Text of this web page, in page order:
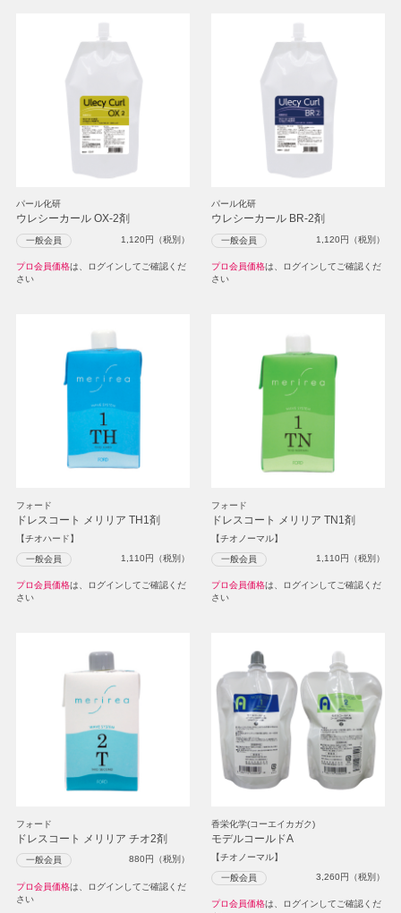
パール化研
ウレシーカール OX-2剤
一般会員 1,120円（税別）
プロ会員価格は、ログインしてご確認くだ
さい
パール化研
ウレシーカール BR-2剤
一般会員 1,120円（税別）
プロ会員価格は、ログインしてご確認くだ
さい
フォード
ドレスコート メリリア TH1剤
【チオハード】
一般会員 1,110円（税別）
プロ会員価格は、ログインしてご確認くだ
さい
フォード
ドレスコート メリリア TN1剤
【チオノーマル】
一般会員 1,110円（税別）
プロ会員価格は、ログインしてご確認くだ
さい
フォード
ドレスコート メリリア チオ2剤
一般会員 880円（税別）
プロ会員価格は、ログインしてご確認くだ
さい
香栄化学(コーエイカガク)
モデルコールドA
【チオノーマル】
一般会員 3,260円（税別）
プロ会員価格は、ログインしてご確認くだ